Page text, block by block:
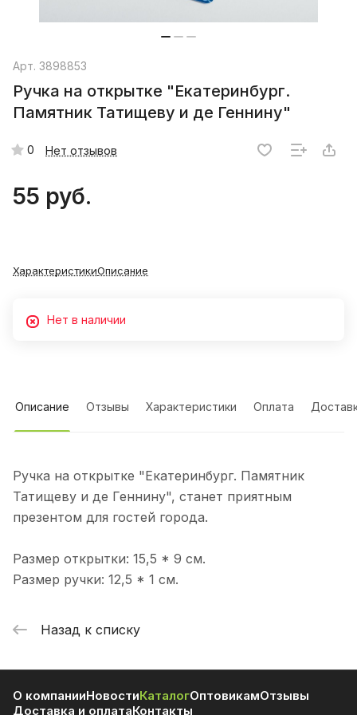
Арт. 3898853
Ручка на открытке "Екатеринбург.
Памятник Татищеву и де Геннину"
0 Нет отзывов
55 руб.
ХарактеристикиОписание
Нет в наличии
Описание Отзывы Характеристики Оплата
Ручка на открытке "Екатеринбург. Памятник
Татищеву и де Геннину", станет приятным
презентом для гостей города.
Размер открытки: 15,5 * 9 см.
Размер ручки: 12,5 * 1 см.
Назад к списку
О компанииНовостиКаталогОптовикамОтзывы
Доставка и оплатаКонтакты